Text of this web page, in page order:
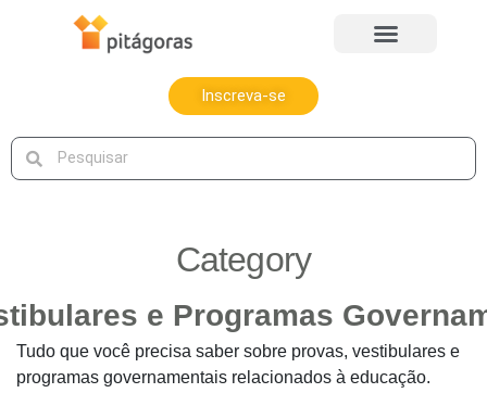
Inscreva-se
Category
Tudo que você precisa saber sobre provas, vestibulares e
programas governamentais relacionados à educação.